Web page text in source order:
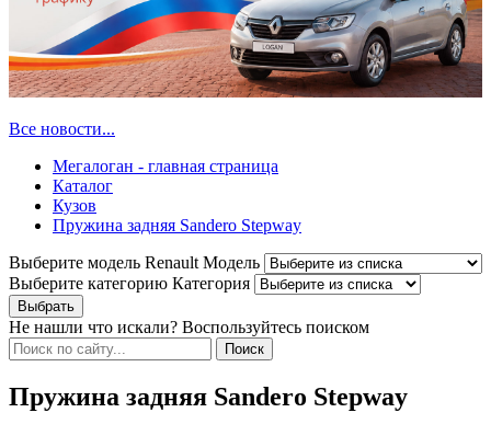
Все новости...
Мегалоган - главная страница
Каталог
Кузов
Пружина задняя Sandero Stepway
Выберите модель Renault Модель
Выберите категорию Категория
Не нашли что искали? Воспользуйтесь поиском
Пружина задняя Sandero Stepway